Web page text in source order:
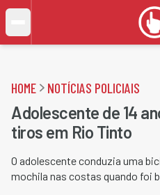
HOME NOTÍCIAS POLICIAIS
Adolescente de 14
tiros em Rio Tinto
O adolescente conduzia uma
mochila nas costas quando foi